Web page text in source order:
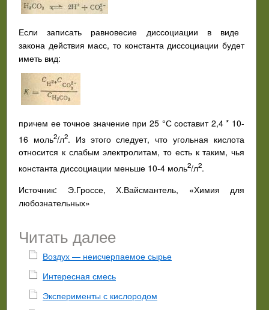
Если записать равновесие диссоциации в виде
закона действия масс, то константа диссоциации будет
иметь вид:
причем ее точное значение при 25 °С составит 2,4 * 10-
16 моль2/л2. Из этого следует, что угольная кислота
относится к слабым электролитам, то есть к таким, чья
константа диссоциации меньше 10-4 моль2/л2.
Источник: Э.Гроссе, Х.Вайсмантель, «Химия для
любознательных»
Читать далее
Воздух — неисчерпаемое сырье
Интересная смесь
Эксперименты с кислородом